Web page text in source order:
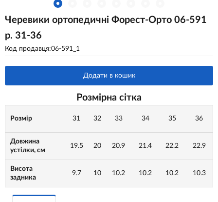
Черевики ортопедичні Форест-Орто 06-591
р. 31-36
Код продавця:06-591_1
Додати в кошик
Розмірна сітка
Розмір 31 32 33 34 35 36
Довжина
устілки, см
19.5 20 20.9 21.4 22.2 22.9
Висота
задника
9.7 10 10.2 10.2 10.2 10.3